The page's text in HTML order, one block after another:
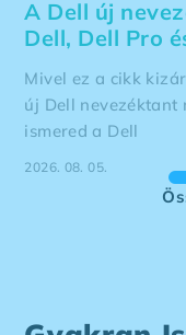
A Dell új
Dell, Dell Pro
Mivel ez a cikk
új Dell nevezéktant
ismered a Dell
2026. 08. 05.